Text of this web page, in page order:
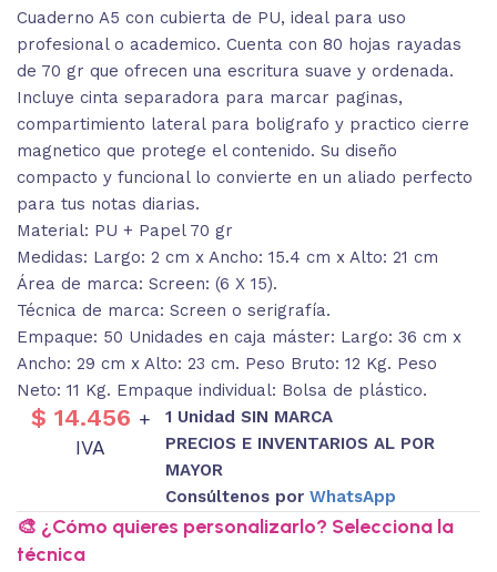
Cuaderno A5 con cubierta de PU, ideal para uso
profesional o academico. Cuenta con 80 hojas rayadas
de 70 gr que ofrecen una escritura suave y ordenada.
Incluye cinta separadora para marcar paginas,
compartimiento lateral para boligrafo y practico cierre
magnetico que protege el contenido. Su diseño
compacto y funcional lo convierte en un aliado perfecto
para tus notas diarias.
Material: PU + Papel 70 gr
Medidas: Largo: 2 cm x Ancho: 15.4 cm x Alto: 21 cm
Área de marca: Screen: (6 X 15).
Técnica de marca: Screen o serigrafía.
Empaque: 50 Unidades en caja máster: Largo: 36 cm x
Ancho: 29 cm x Alto: 23 cm. Peso Bruto: 12 Kg. Peso
Neto: 11 Kg. Empaque individual: Bolsa de plástico.
$ 14.456 +
IVA
1 Unidad SIN MARCA
PRECIOS E INVENTARIOS AL POR
MAYOR
Consúltenos por WhatsApp
🎨 ¿Cómo quieres personalizarlo? Selecciona la
técnica